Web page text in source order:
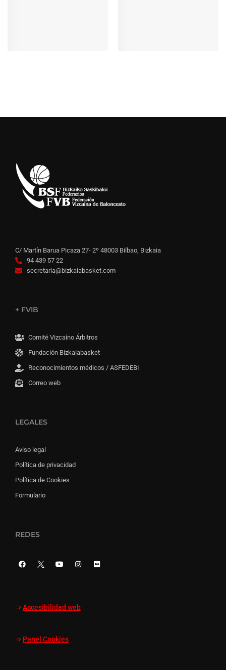
C/ Martín Barua Picaza 27- 2º 48003 Bilbao, Bizkaia
94 439 57 22
secretaria@bizkaiabasket.com
+ FVIB
Comité Vizcaíno Árbitros
Fundación Bizkaiabasket
Reconocimientos médicos / ASFEDEBI
Correo web
LEGALES
Aviso legal
Política de privacidad
Política de Cookies
Formulario
REDES
⇒ Accesibilidad web
⇒ Panel Cookies